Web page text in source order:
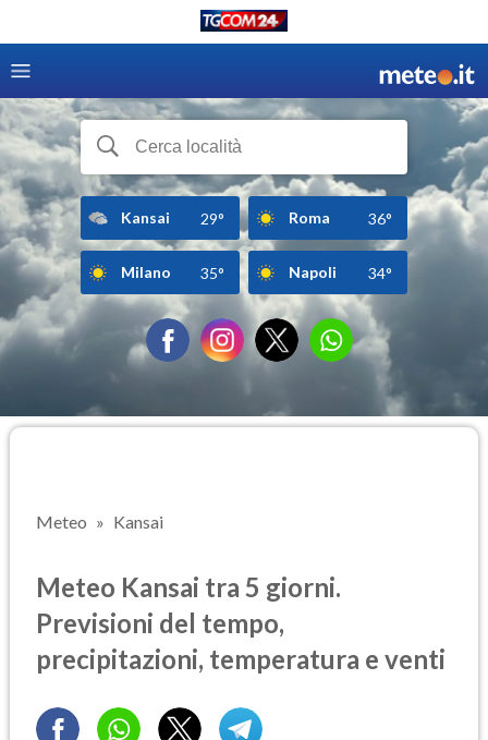
Kansai 29° Roma 36°
Milano 35° Napoli 34°
Meteo Kansai
Meteo Kansai tra 5 giorni.
Previsioni del tempo,
precipitazioni, temperatura e venti